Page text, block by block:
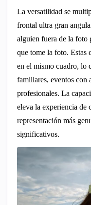
La versatilidad se
frontal ultra gran
alguien fuera de la foto
que tome la foto. Estas
en el mismo cuadro, lo
familiares, eventos con
profesionales. La
eleva la experiencia de
representación más
significativos.